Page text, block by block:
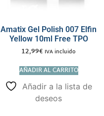
Amatix Gel Polish 007 Elfin
Yellow 10ml Free TPO
12,99€ IVA incluido
AÑADIR AL CARRITO
Añadir a la lista de
deseos